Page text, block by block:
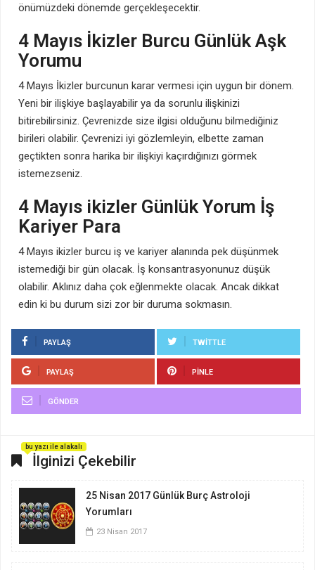
önümüzdeki dönemde gerçekleşecektir.
4 Mayıs İkizler Burcu Günlük Aşk
Yorumu
4 Mayıs İkizler burcunun karar vermesi için uygun bir dönem.
Yeni bir ilişkiye başlayabilir ya da sorunlu ilişkinizi
bitirebilirsiniz. Çevrenizde size ilgisi olduğunu bilmediğiniz
birileri olabilir. Çevrenizi iyi gözlemleyin, elbette zaman
geçtikten sonra harika bir ilişkiyi kaçırdığınızı görmek
istemezseniz.
4 Mayıs ikizler Günlük Yorum İş
Kariyer Para
4 Mayıs ikizler burcu iş ve kariyer alanında pek düşünmek
istemediği bir gün olacak. İş konsantrasyonunuz düşük
olabilir. Aklınız daha çok eğlenmekte olacak. Ancak dikkat
edin ki bu durum sizi zor bir duruma sokmasın.
PAYLAŞ TWITTLE
PAYLAŞ PINLE
GÖNDER
İlginizi Çekebilir
bu yazı ile alakalı
25 Nisan 2017 Günlük Burç Astroloji
Yorumları
23 Nisan 2017